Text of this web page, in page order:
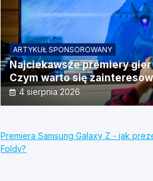
ARTYKUŁ SPONSOROWANY
Najciekawsze premiery
Czym warto się
4 sierpnia 2026
Premiera Samsung Galaxy Z - jak
Foldy?